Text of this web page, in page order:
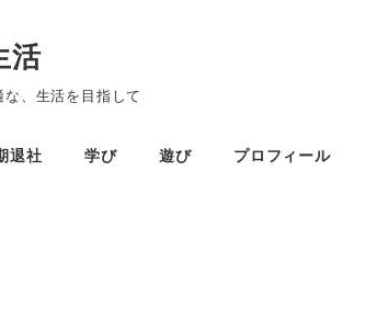
活
、生活を目指して
退社 学び 遊び プロフィール